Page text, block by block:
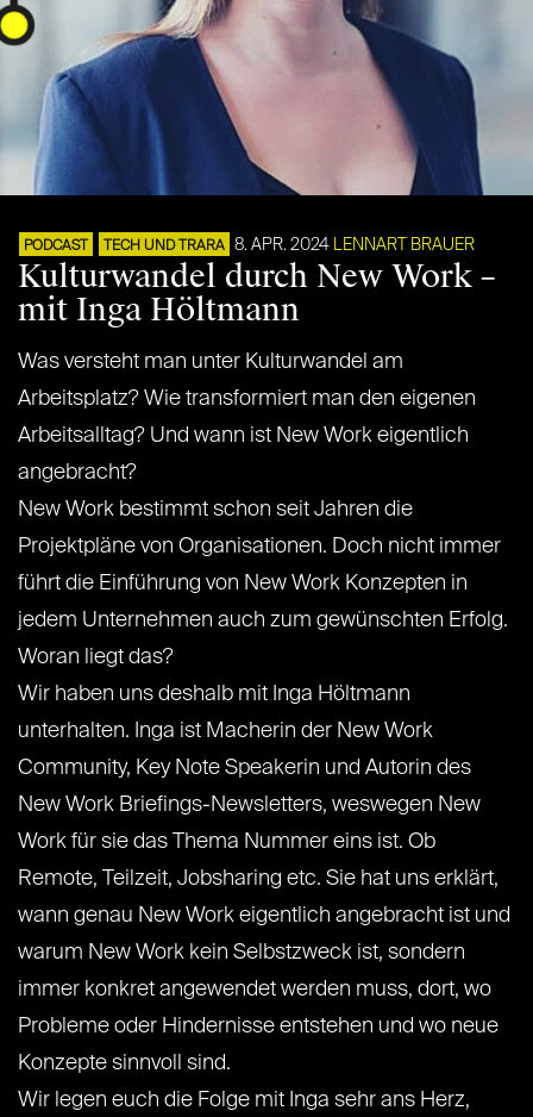
PODCAST TECH UND TRARA 8. APR. 2024 LENNART BRAUER
Kulturwandel durch New Work –
mit Inga Höltmann
Was versteht man unter Kulturwandel am
Arbeitsplatz? Wie transformiert man den eigenen
Arbeitsalltag? Und wann ist New Work eigentlich
angebracht?
New Work bestimmt schon seit Jahren die
Projektpläne von Organisationen. Doch nicht immer
führt die Einführung von New Work Konzepten in
jedem Unternehmen auch zum gewünschten Erfolg.
Woran liegt das?
Wir haben uns deshalb mit Inga Höltmann
unterhalten. Inga ist Macherin der New Work
Community, Key Note Speakerin und Autorin des
New Work Briefings-Newsletters, weswegen New
Work für sie das Thema Nummer eins ist. Ob
Remote, Teilzeit, Jobsharing etc. Sie hat uns erklärt,
wann genau New Work eigentlich angebracht ist und
warum New Work kein Selbstzweck ist, sondern
immer konkret angewendet werden muss, dort, wo
Probleme oder Hindernisse entstehen und wo neue
Konzepte sinnvoll sind.
Wir legen euch die Folge mit Inga sehr ans Herz,